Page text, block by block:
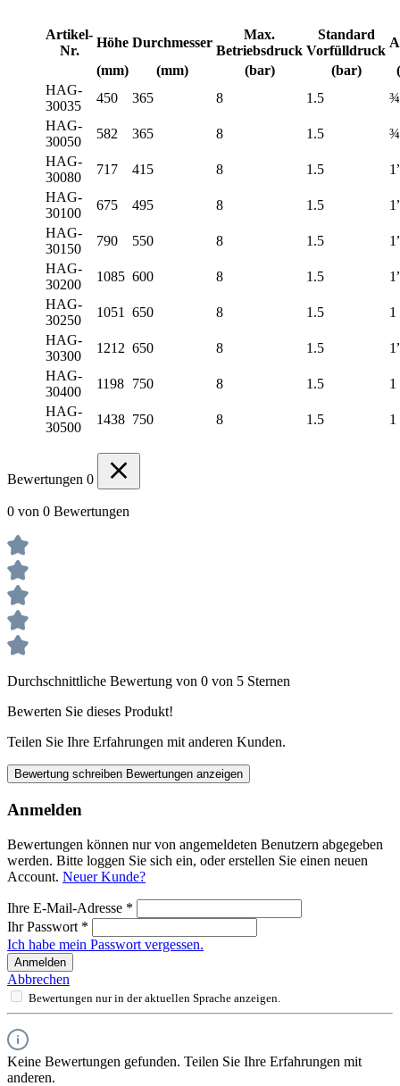
Artikel-
Nr.
Höhe Durchmesser
Max.
Betriebsdruck
Standard
Vorfülldruck
(mm)
(mm) (bar) (bar)
HAG-
30035
450 365 8 1.5
¾
HAG-
30050
582 365 8 1.5
¾
HAG-
30080
717 415 8 1.5
HAG-
30100
675 495 8 1.5
HAG-
30150
790 550 8 1.5
HAG-
30200
1085 600 8 1.5
HAG-
30250
1051 650 8 1.5
1
HAG-
30300
1212 650 8 1.5
HAG-
30400
1198 750 8 1.5
HAG-
30500
1438 750 8 1.5
Bewertungen 0
0 von 0 Bewertungen
Durchschnittliche Bewertung von 0 von 5 Sternen
Bewerten Sie dieses Produkt!
Teilen Sie Ihre Erfahrungen mit anderen Kunden.
Bewertung schreiben Bewertungen anzeigen
Anmelden
Bewertungen können nur von angemeldeten Benutzern abgegeben
werden. Bitte loggen Sie sich ein, oder erstellen Sie einen neuen
Account. Neuer Kunde?
Ihre E-Mail-Adresse *
Ihr Passwort *
Ich habe mein Passwort vergessen.
Anmelden
Abbrechen
Bewertungen nur in der aktuellen Sprache anzeigen.
Keine Bewertungen gefunden. Teilen Sie Ihre Erfahrungen mit
anderen.